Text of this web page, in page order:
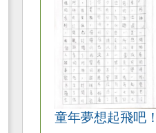
童年夢想起飛吧！